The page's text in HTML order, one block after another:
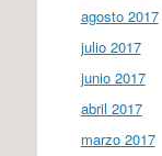
agosto 2017
julio 2017
junio 2017
abril 2017
marzo 2017